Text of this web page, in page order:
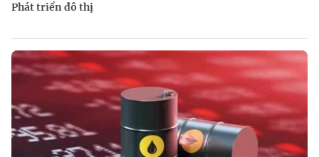
Phát triển đô thị